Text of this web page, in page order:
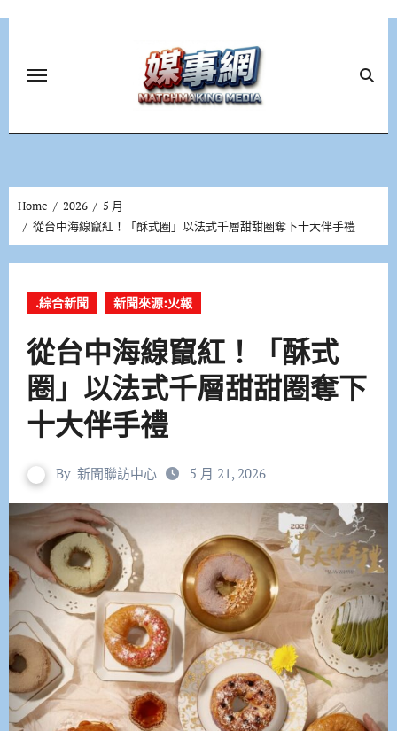
Home 2026
5 月
從台中海線竄紅！「酥式圈」以法式千層甜甜圈奪下十大伴手禮
.綜合新聞 新聞來源:火報
從台中海線竄紅！「酥式
圈」以法式千層甜甜圈奪下
十大伴手禮
By 新聞聯訪中心 5 月 21, 2026